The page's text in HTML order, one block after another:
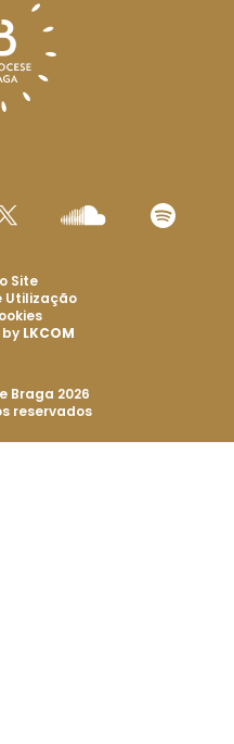
Braga 2026
reservados
Site
Utilização
LKCOM